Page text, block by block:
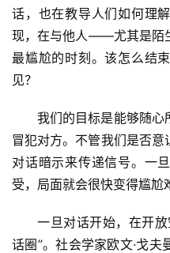
话，也在教导人们如何理
现，在与他人——尤其是陌
最尴尬的时刻。该怎么结
见？
我们的目标是能够随心
冒犯对方。不管我们是否
对话暗示来传递信号。一
受，局面就会很快变得尴尬
一旦对话开始，在开
话圈”。社会学家欧文·戈